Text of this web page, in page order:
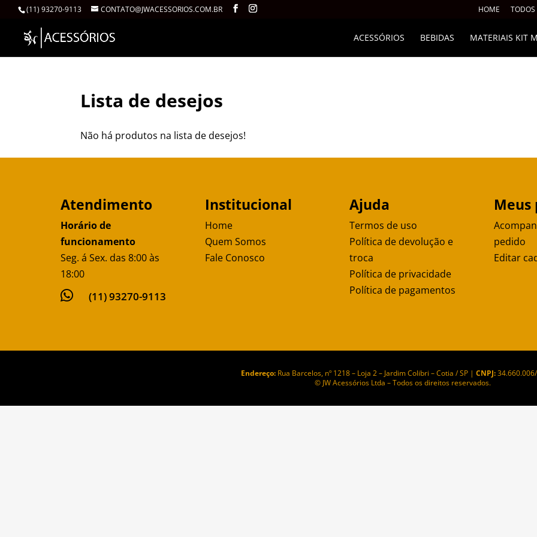
(11) 93270-9113 CONTATO@JWACESSORIOS.COM.BR HOME TODOS
ACESSÓRIOS BEBIDAS MATERIAIS KIT
Lista de desejos
Não há produtos na lista de desejos!
Atendimento
Horário de
funcionamento
Seg. á Sex. das 8:00 às
18:00
 (11) 93270-9113
Institucional
Home
Quem Somos
Fale Conosco
Ajuda
Termos de uso
Política de devolução e
troca
Política de privacidade
Política de pagamentos
Meus
pedido
Editar
Endereço:Rua Barcelos, nº 1218 – Loja 2 – Jardim Colibri – Cotia / SP | CNPJ:
© JW Acessórios Ltda – Todos os direitos reservados.